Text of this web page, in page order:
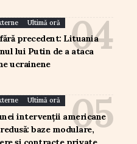
Ultimă oră
precedent: Lituania
lui Putin de a ataca
ucrainene
Ultimă oră
intervenții americane
baze modulare,